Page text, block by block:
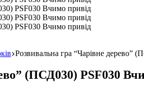
Розвивальна гра “Чарівне дерево”
(ПСД030) PSF030